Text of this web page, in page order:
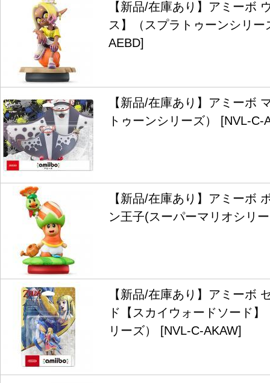
【新品/在庫あり】アミーボ
ス】（スプラトゥーンシリー
AEBD]
【新品/在庫あり】アミーボ
トゥーンシリーズ） [NVL-C-
【新品/在庫あり】アミーボ
ン王子(スーパーマリオシリ
【新品/在庫あり】アミーボ
ド【スカイウォードソード
リーズ） [NVL-C-AKAW]